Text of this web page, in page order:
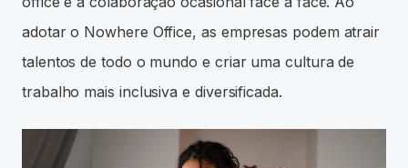
adotar o Nowhere Office, as empresas podem atrair
talentos de todo o mundo e criar uma cultura de
trabalho mais inclusiva e diversificada.